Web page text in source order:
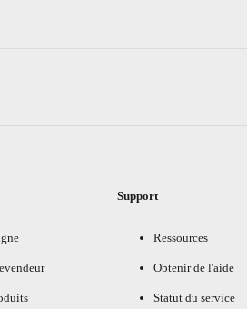
Support
Ressources
Obtenir de l'aide
Statut du service